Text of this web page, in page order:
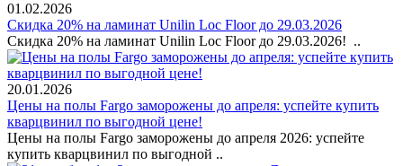
01.02.2026
Скидка 20% на ламинат Unilin Loc Floor до 29.03.2026
Скидка 20% на ламинат Unilin Loc Floor до 29.03.2026! ..
20.01.2026
Цены на полы Fargo заморожены до апреля: успейте купить
кварцвинил по выгодной цене!
Цены на полы Fargo заморожены до апреля 2026: успейте
купить кварцвинил по выгодной ..